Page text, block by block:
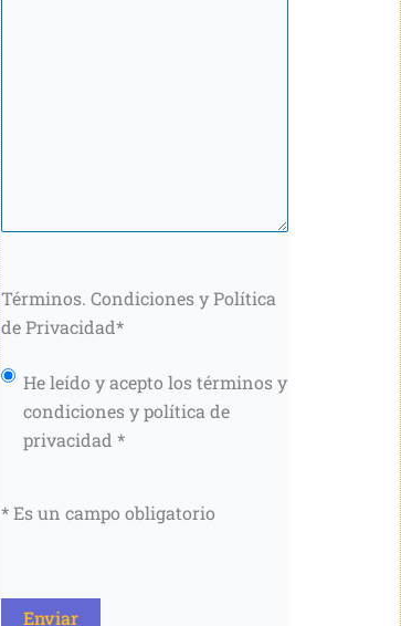
Términos. Condiciones y Política
de Privacidad*
He leído y acepto los términos y
condiciones y política de
privacidad *
* Es un campo obligatorio